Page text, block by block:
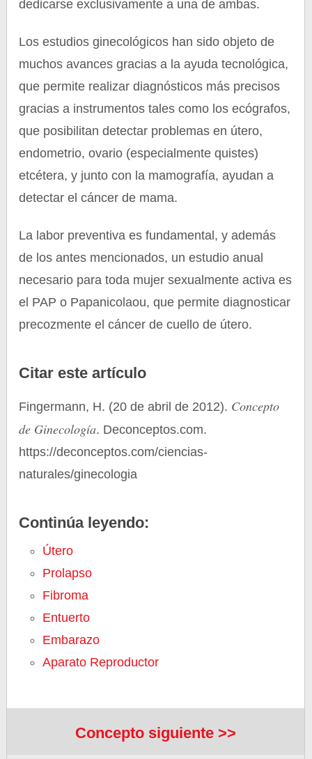
dedicarse exclusivamente a una de ambas.
Los estudios ginecológicos han sido objeto de
muchos avances gracias a la ayuda tecnológica,
que permite realizar diagnósticos más precisos
gracias a instrumentos tales como los ecógrafos,
que posibilitan detectar problemas en útero,
endometrio, ovario (especialmente quistes)
etcétera, y junto con la mamografía, ayudan a
detectar el cáncer de mama.
La labor preventiva es fundamental, y además
de los antes mencionados, un estudio anual
necesario para toda mujer sexualmente activa es
el PAP o Papanicolaou, que permite diagnosticar
precozmente el cáncer de cuello de útero.
Citar este artículo
Fingermann, H. (20 de abril de 2012). Concepto
de Ginecología. Deconceptos.com.
https://deconceptos.com/ciencias-
naturales/ginecologia
Continúa leyendo:
Útero
Prolapso
Fibroma
Entuerto
Embarazo
Aparato Reproductor
Concepto siguiente >>